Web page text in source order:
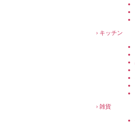
› キッチン
› 雑貨